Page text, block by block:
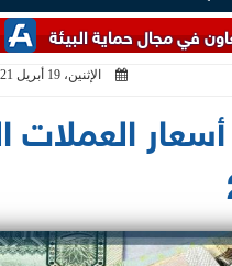
وزير البيئة
الإثنين، 19 أبريل 2021
العملات